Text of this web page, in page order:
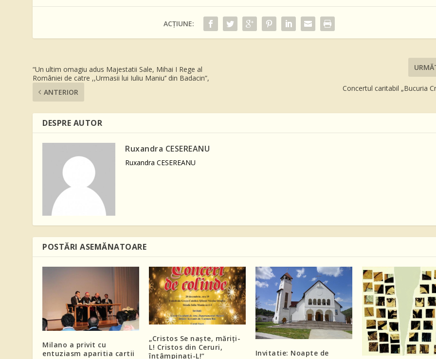
ACȚIUNE:
“Un ultim omagiu adus Majestatii Sale, Mihai I Rege al
României de catre ,,Urmasii lui Iuliu Maniu’’ din Badacin”,
ANTERIOR
Concertul caritabil „Bucuria
DESPRE AUTOR
Ruxandra CESEREANU
Ruxandra CESEREANU
POSTĂRI ASEMĂNATOARE
Milano a privit cu
entuziasm aparitia cartii
„Cristos Se naște, măriți-
L! Cristos din Ceruri,
întâmpinați-L!”
Invitatie: Noapte de